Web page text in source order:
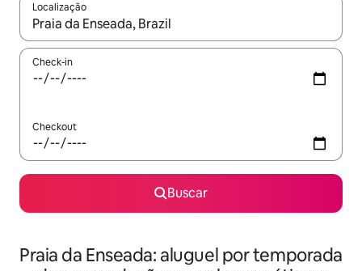
Localização
Quando os resultados estiverem disponíveis, explore-os
Check-in
Checkout
Buscar
Praia da Enseada: aluguel por temporada